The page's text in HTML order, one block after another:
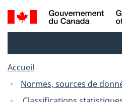
à
Recherche
et
Accueil
Normes, sources de